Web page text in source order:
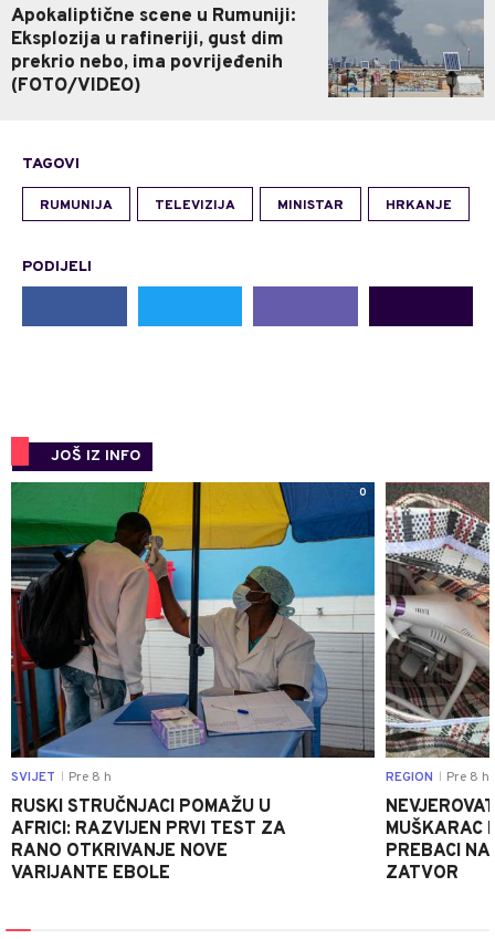
Apokaliptične scene u Rumuniji:
Eksplozija u rafineriji, gust dim
prekrio nebo, ima povrijeđenih
(FOTO/VIDEO)
TAGOVI
RUMUNIJA TELEVIZIJA MINISTAR HRKANJE
PODIJELI
JOŠ IZ INFO
0
SVIJET Pre 8 h
RUSKI STRUČNJACI POMAŽU U
AFRICI: RAZVIJEN PRVI TEST ZA
RANO OTKRIVANJE NOVE
VARIJANTE EBOLE
REGION Pre 8 h
MUŠKARAC
PREBACI
ZATVOR